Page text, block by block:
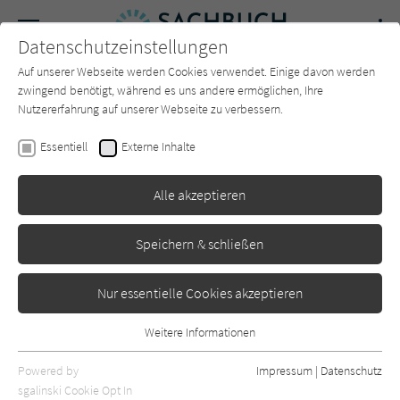
SUCHE Forum Charts Newsletter
Blythe Roberson
Frau, ein Auto und 16 000
Meilen durch Amerika
Droemer Erschienen: September 2024 0
Datenschutzeinstellungen
Auf unserer Webseite werden Cookies verwendet. Einige davon werden
zwingend benötigt, während es uns andere ermöglichen, Ihre
Nutzererfahrung auf unserer Webseite zu verbessern.
Essentiell Externe Inhalte
Alle akzeptieren
Speichern & schließen
Nur essentielle Cookies akzeptieren
Essentielle Cookies werden für grundlegende Funktionen der
Webseite benötigt. Dadurch ist gewährleistet, dass die Webseite
Weitere Informationen
Powered by
sgalinski Cookie Opt In
Impressum | Datenschutz